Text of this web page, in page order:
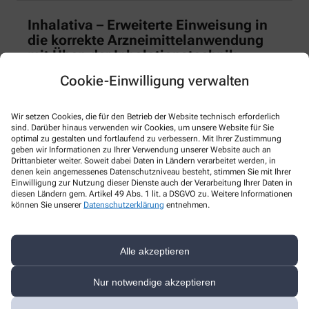
Cookie-Einwilligung verwalten
Wir setzen Cookies, die für den Betrieb der Website technisch erforderlich
sind. Darüber hinaus verwenden wir Cookies, um unsere Website für Sie
optimal zu gestalten und fortlaufend zu verbessern. Mit Ihrer Zustimmung
geben wir Informationen zu Ihrer Verwendung unserer Website auch an
Drittanbieter weiter. Soweit dabei Daten in Ländern verarbeitet werden, in
denen kein angemessenes Datenschutzniveau besteht, stimmen Sie mit Ihrer
Einwilligung zur Nutzung dieser Dienste auch der Verarbeitung Ihrer Daten in
diesen Ländern gem. Artikel 49 Abs. 1 lit. a DSGVO zu. Weitere Informationen
können Sie unserer Datenschutzerklärung entnehmen.
Alle akzeptieren
Nur notwendige akzeptieren
Inhalativa – Erweiterte Einweisung in
die korrekte Arzneimittelanwendung
mit Üben der Inhalationstechnik
Jetzt Termin vereinbaren